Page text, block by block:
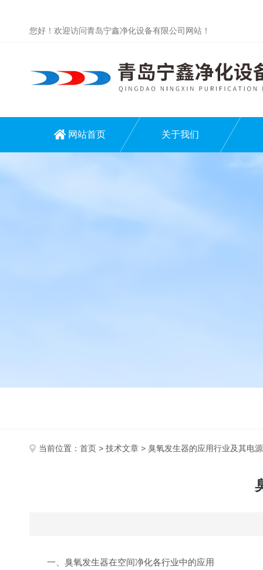
您好！欢迎访问青岛宁鑫净化设备有限公司网站！
网站首页 关于我们
当前位置： 首页 > 技术文章 > 臭氧发生器的应用行业及其电
一、臭氧发生器在空间净化各行业中的应用